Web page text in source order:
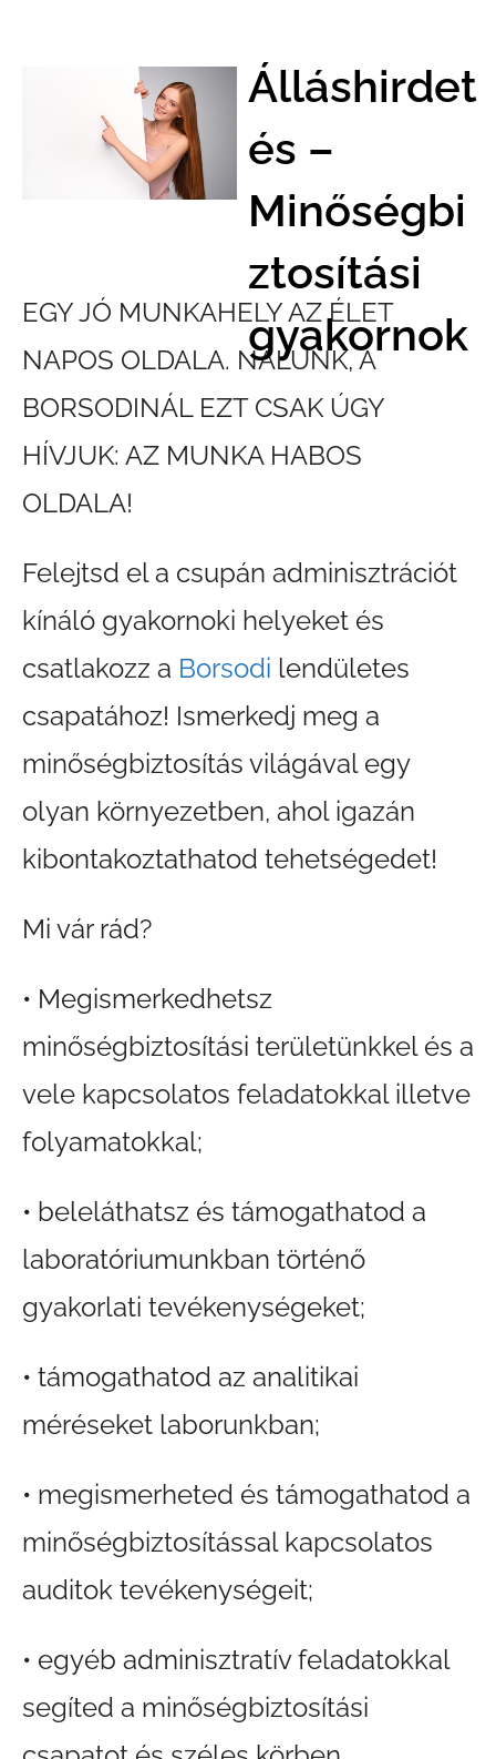
Álláshirdet
és –
Minőségbi
ztosítási
gyakornok
EGY JÓ MUNKAHELY AZ ÉLET
NAPOS OLDALA. NÁLUNK, A
BORSODINÁL EZT CSAK ÚGY
HÍVJUK: AZ MUNKA HABOS
OLDALA!
Felejtsd el a csupán adminisztrációt
kínáló gyakornoki helyeket és
csatlakozz a Borsodi lendületes
csapatához! Ismerkedj meg a
minőségbiztosítás világával egy
olyan környezetben, ahol igazán
kibontakoztathatod tehetségedet!
Mi vár rád?
• Megismerkedhetsz
minőségbiztosítási területünkkel és a
vele kapcsolatos feladatokkal illetve
folyamatokkal;
• beleláthatsz és támogathatod a
laboratóriumunkban történő
gyakorlati tevékenységeket;
• támogathatod az analitikai
méréseket laborunkban;
• megismerheted és támogathatod a
minőségbiztosítással kapcsolatos
auditok tevékenységeit;
• egyéb adminisztratív feladatokkal
segíted a minőségbiztosítási